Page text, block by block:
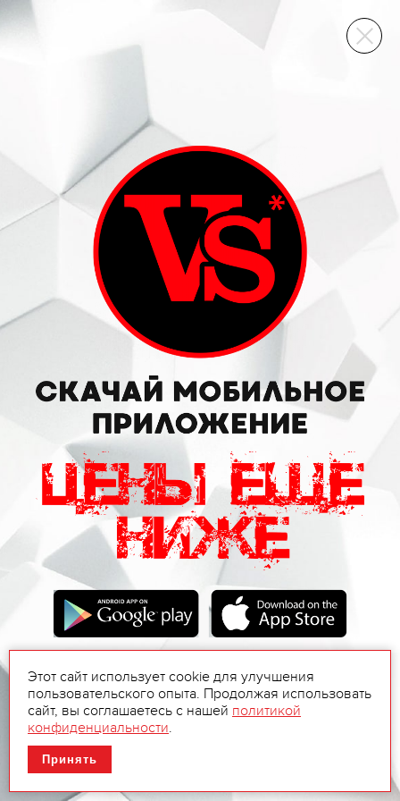
ВИННЫЙ СКЛАД
Этот сайт использует cookie для улучшения
пользовательского опыта. Продолжая использовать
сайт, вы соглашаетесь с нашей политикой
конфиденциальности.
Принять